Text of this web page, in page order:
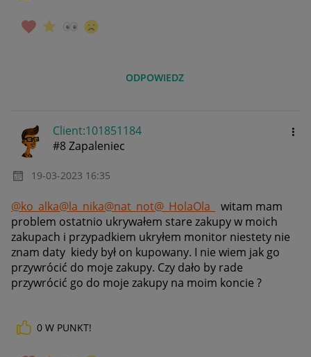
ODPOWIEDZ
Client:101851184
#8 Zapaleniec
‎19-03-2023 16:35
@ko_alka@la_nika@nat_not@_HolaOla_
witam mam
problem ostatnio ukrywałem stare zakupy w moich
zakupach i przypadkiem ukryłem monitor niestety nie
znam daty kiedy był on kupowany. I nie wiem jak go
przywrócić do moje zakupy. Czy dało by rade
przywrócić go do moje zakupy na moim koncie ?
0 W PUNKT!